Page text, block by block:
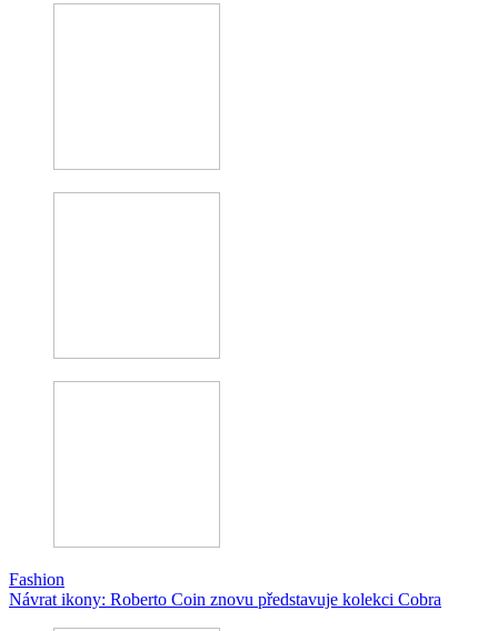
Fashion
Návrat ikony: Roberto Coin znovu představuje kolekci Cobra